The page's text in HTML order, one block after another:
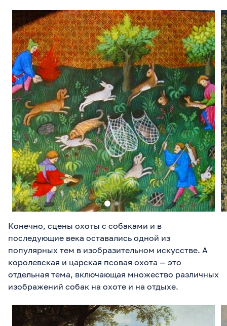
Конечно, сцены охоты с собаками и в
последующие века оставались одной из
популярных тем в изобразительном искусстве. А
королевская и царская псовая охота — это
отдельная тема, включающая множество различных
изображений собак на охоте и на отдыхе.